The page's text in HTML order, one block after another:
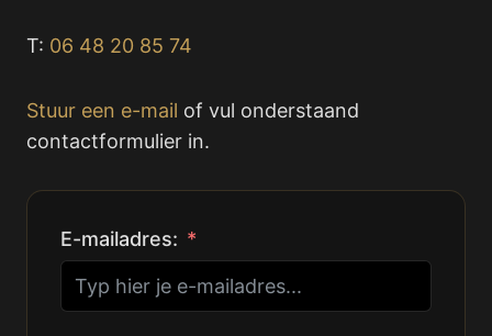
T: 06 48 20 85 74
Stuur een e-mail of vul onderstaand
contactformulier in.
E-mailadres: